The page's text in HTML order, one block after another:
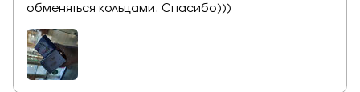
обменяться кольцами. Спасибо)))